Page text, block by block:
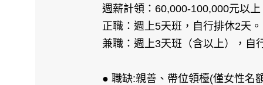
週薪計領：60,000-100,000元以上
正職：週上5天班，自行排休2天。
兼職：週上3天班（含以上），自
● 職缺:親善、帶位領檯(僅女性名